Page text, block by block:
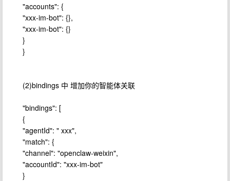
"accounts": {
"xxx-im-bot": {},
"xxx-im-bot": {}
}
}
(2)bindings 中 增加你的智能体关联
"bindings": [
{
"agentId": " xxx",
"match": {
"channel": "openclaw-weixin",
"accountId": "xxx-im-bot"
}